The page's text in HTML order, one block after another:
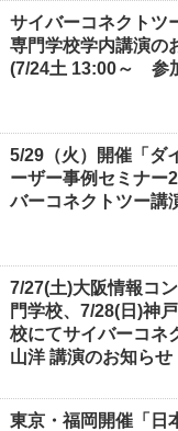
サイバーコネクトツ
専門学校学内講演の
(7/24土 13:00～ 参
5/29（火）開催「ダ
ーザー事例セミナー
バーコネクトツー講
7/27(土)大阪情報コ
門学校、7/28(日)神
校にてサイバーコネ
山洋 講演のお知らせ
東京・福岡開催「日